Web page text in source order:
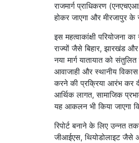
राजमार्ग प्राधिकरण
होकर जाएगा और मीरजापुर के
इस महत्वाकांक्षी परियोजना
राज्यों जैसे बिहार, झारखंड
नया मार्ग यातायात को
आवाजाही और स्थानीय
करने की प्रक्रिया आरंभ कर
आर्थिक लागत, सामाजिक
यह आकलन भी किया जाएगा
रिपोर्ट बनाने के लिए उन्नत
जीआईएस, थियोडोलाइट जैसे